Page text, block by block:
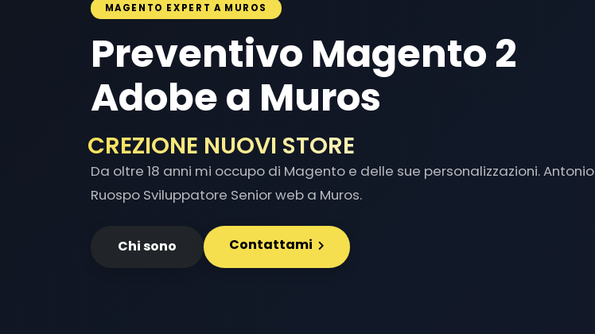
MAGENTO EXPERT A MUROS
Preventivo Magento 2
Adobe a Muros
IN|
Da oltre 18 anni mi occupo di Magento e delle sue personalizzazioni. Antonio
Ruospo Sviluppatore Senior web a Muros.
Chi sono Contattami